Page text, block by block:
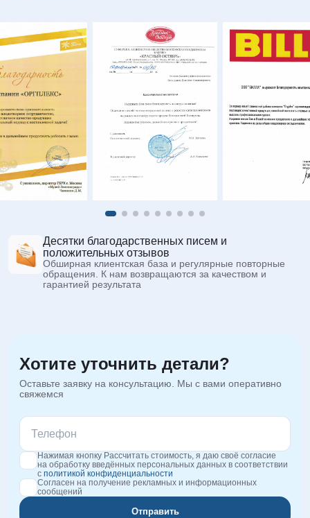
Десятки благодарственных писем и
положительных отзывов
Обширная клиентская база и регулярные повторные
обращения. К нам возвращаются за качеством и
гарантией результата
Хотите уточнить детали?
Оставьте заявку на консультацию. Мы с вами оперативно
свяжемся
Нажимая кнопку Рассчитать стоимость, я даю своё согласие
на обработку введённых персональных данных в соответствии
с политикой конфиденциальности
Согласен на получение рекламных и информационных
сообщений
Отправить